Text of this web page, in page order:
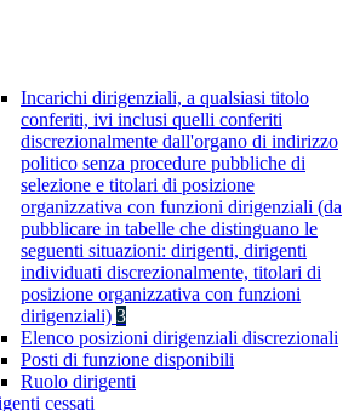
Incarichi dirigenziali, a qualsiasi titolo
conferiti, ivi inclusi quelli conferiti
discrezionalmente dall'organo di indirizzo
politico senza procedure pubbliche di
selezione e titolari di posizione
organizzativa con funzioni dirigenziali (da
pubblicare in tabelle che distinguano le
seguenti situazioni: dirigenti, dirigenti
individuati discrezionalmente, titolari di
posizione organizzativa con funzioni
dirigenziali) 3
Elenco posizioni dirigenziali discrezionali
Posti di funzione disponibili
Ruolo dirigenti
cessati